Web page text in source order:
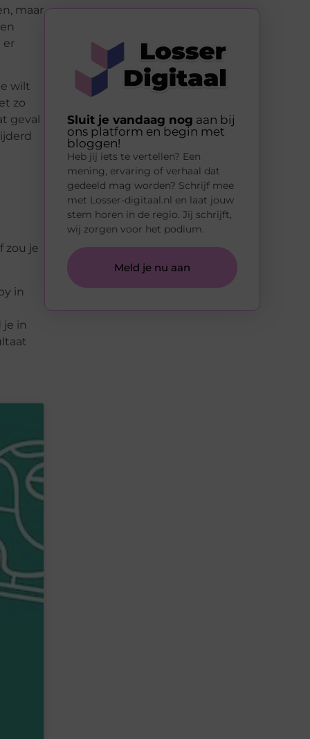
maar
er
wilt
zo
geval
zou je
in
je in
Sluit je vandaag nog aan bij
ons platform en begin met
bloggen!
Heb jij iets te vertellen? Een
mening, ervaring of verhaal dat
gedeeld mag worden? Schrijf mee
met Losser-digitaal.nl en laat jouw
stem horen in de regio. Jij schrijft,
wij zorgen voor het podium.
Meld je nu aan